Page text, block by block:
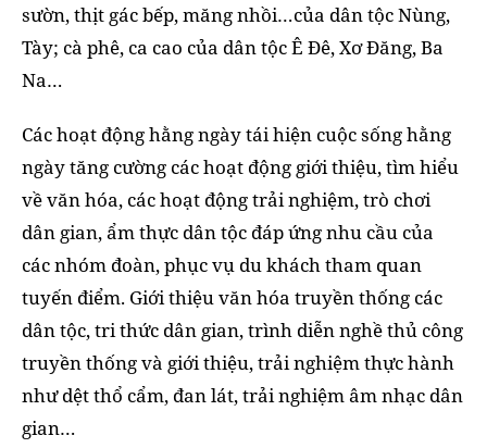
sườn, thịt gác bếp, măng nhồi…của dân tộc Nùng,
Tày; cà phê, ca cao của dân tộc Ê Đê, Xơ Đăng, Ba
Na…
Các hoạt động hằng ngày tái hiện cuộc sống hằng
ngày tăng cường các hoạt động giới thiệu, tìm hiểu
về văn hóa, các hoạt động trải nghiệm, trò chơi
dân gian, ẩm thực dân tộc đáp ứng nhu cầu của
các nhóm đoàn, phục vụ du khách tham quan
tuyến điểm. Giới thiệu văn hóa truyền thống các
dân tộc, tri thức dân gian, trình diễn nghề thủ công
truyền thống và giới thiệu, trải nghiệm thực hành
như dệt thổ cẩm, đan lát, trải nghiệm âm nhạc dân
gian…